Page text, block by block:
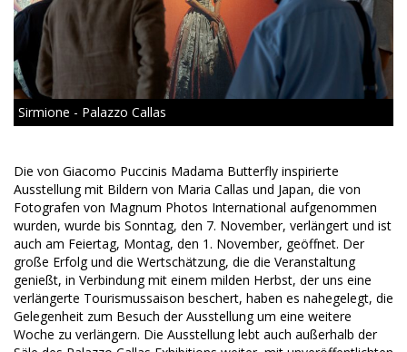
Sirmione - Palazzo Callas
Die von Giacomo Puccinis Madama Butterfly inspirierte
Ausstellung mit Bildern von Maria Callas und Japan, die von
Fotografen von Magnum Photos International aufgenommen
wurden, wurde bis Sonntag, den 7. November, verlängert und ist
auch am Feiertag, Montag, den 1. November, geöffnet. Der
große Erfolg und die Wertschätzung, die die Veranstaltung
genießt, in Verbindung mit einem milden Herbst, der uns eine
verlängerte Tourismussaison beschert, haben es nahegelegt, die
Gelegenheit zum Besuch der Ausstellung um eine weitere
Woche zu verlängern. Die Ausstellung lebt auch außerhalb der